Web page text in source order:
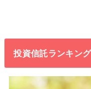
投資信託ランキング